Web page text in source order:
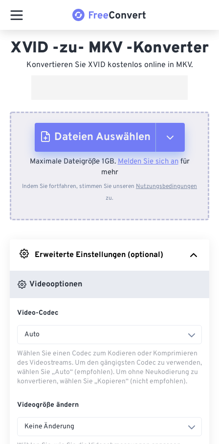
XVID -zu- MKV -Konverter
Konvertieren Sie XVID kostenlos online in MKV.
Dateien Auswählen
Vom Gerät
Von Dropbox
Maximale Dateigröße 1GB.Melden Sie sich anfür
mehr
Indem Sie fortfahren, stimmen Sie unseren Nutzungsbedingungen
zu.
Erweiterte Einstellungen (optional)
Videooptionen
Video-Codec
Auto
Wählen Sie einen Codec zum Kodieren oder Komprimieren
des Videostreams. Um den gängigsten Codec zu verwenden,
wählen Sie „Auto“ (empfohlen). Um ohne Neukodierung zu
konvertieren, wählen Sie „Kopieren“ (nicht empfohlen).
Videogröße ändern
Keine Änderung